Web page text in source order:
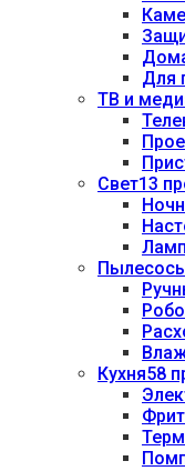
Для
ТВ и
Свет13
Кухня58